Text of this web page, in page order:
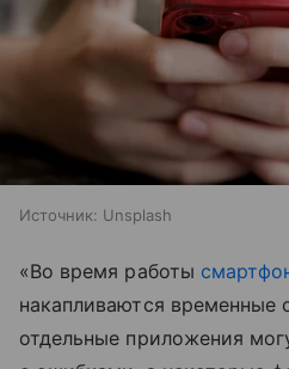
Источник: Unsplash
«Во время работы
накапливаются временные
отдельные приложения